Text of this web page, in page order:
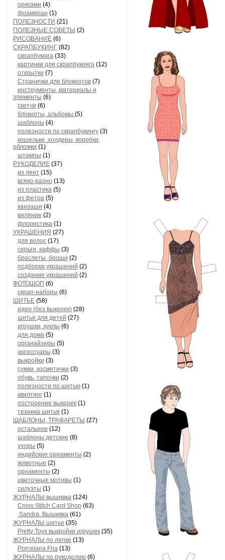
оригами (4)
фоамиран (1)
ПОЛЕЗНОСТИ (21)
ПОЛЕЗНЫЕ СОВЕТЫ (2)
РИСОВАНИЕ (6)
СКРАПБУКИНГ (82)
скрапбумага (33)
картинки для скрапбукинга (12)
открытки (7)
Странички для блокнотов (7)
инструменты, материалы и
элементы (6)
скетчи (6)
блокноты, альбомы (5)
шаблоны (4)
полезности по скрапбукингу (3)
кошельки, холдеры, коробки,
обложки (1)
штампы (1)
РУКОДЕЛИЕ (37)
из лент (15)
всяко-разно (13)
из пластика (5)
из фетра (5)
канзаши (4)
вяляние (2)
флористика (1)
УКРАШЕНИЯ (27)
для волос (17)
серьги, каффы (3)
браслеты, броши (2)
подборки украшений (2)
создание украшений (2)
ФОТОШОП (6)
скрап-наборы (6)
ШИТЬЕ (58)
идеи (без выкроек) (28)
шитье для детей (27)
игрушки, куклы (6)
для дома (5)
органайзеры (5)
аксессуары (3)
выкройки (3)
сумки, косметички (3)
обувь, тапочки (2)
полезности по шитью (1)
квилтинг (1)
построение выкроек (1)
техника шитья (1)
ШАБЛОНЫ, ТРАФАРЕТЫ (27)
остальное (12)
шаблоны детские (8)
узоры (5)
индийские орнаменты (2)
животные (2)
орнаменты (2)
цветочные мотивы (1)
силуэты (1)
ЖУРНАЛЫ вышивка (124)
Cross Stitch Card Shop (63)
Sandra. Вышивка (61)
ЖУРНАЛЫ шитье (35)
Pretty Toys выкройки игрушек (35)
ЖУРНАЛЫ по лепке (13)
Porcelana Fria (13)
ЖУРНАЛЫ по рукоделию (6)